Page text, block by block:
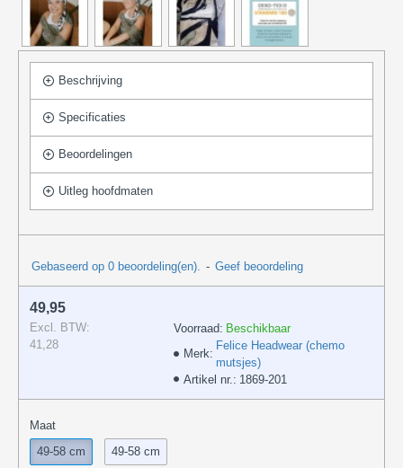
Beschrijving
Specificaties
Beoordelingen
Uitleg hoofdmaten
Gebaseerd op 0 beoordeling(en). - Geef beoordeling
49,95
Excl. BTW:
41,28
Voorraad: Beschikbaar
Merk:
Felice Headwear (chemo
mutsjes)
Artikel nr.: 1869-201
Maat
49-58 cm
49-58 cm